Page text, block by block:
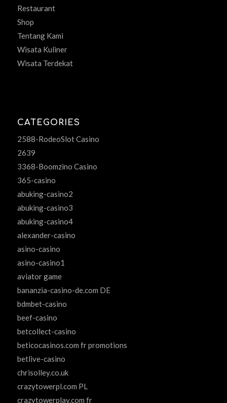
Restaurant
Shop
Tentang Kami
Wisata Kuliner
Wisata Terdekat
CATEGORIES
2588-RodeoSlot Casino
2639
3368-Boomzino Casino
365-casino
abuking-casino2
abuking-casino3
abuking-casino4
alexander-casino
asino-casino
asino-casino1
aviator game
bananzia-casino-de.com DE
bdmbet-casino
beef-casino
betcollect-casino
beticocasinos.com fr promotions
betlive-casino
chrisolley.co.uk
crazytowerpl.com PL
crazytowerplay.com fr